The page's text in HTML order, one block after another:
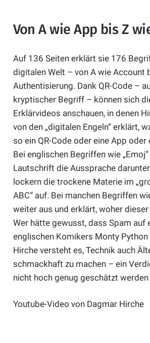
Von A wie App bis Z
Auf 136 Seiten erklärt sie 176
digitalen Welt – von A wie Account
Authentisierung. Dank QR-Code –
kryptischer Begriff – können sich
Erklärvideos anschauen, in denen
von den „digitalen Engeln“ erklärt,
so ein QR-Code oder eine App oder
Bei englischen Begriffen wie
Lautschrift die Aussprache
lockern die trockene Materie im
ABC“ auf. Bei manchen Begriffen
weiter aus und erklärt, woher
Wer hätte gewusst, dass Spam auf
englischen Komikers Monty Python
Hirche versteht es, Technik auch
schmackhaft zu machen – ein
nicht hoch genug geschätzt werden
Youtube-Video von Dagmar Hirche